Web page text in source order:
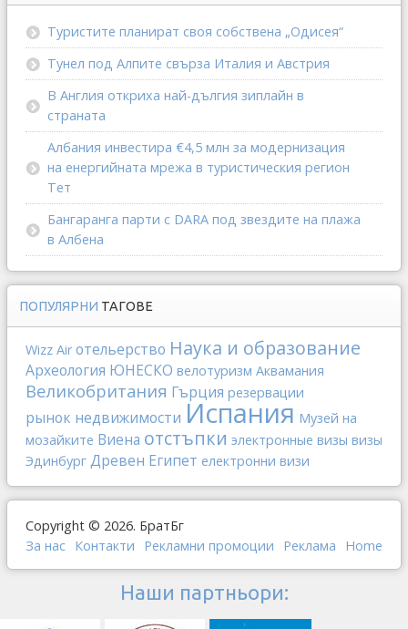
Туристите планират своя собствена „Одисея“
Тунел под Алпите свърза Италия и Австрия
В Англия откриха най-дългия зиплайн в
страната
Албания инвестира €4,5 млн за модернизация
на енергийната мрежа в туристическия регион
Тет
Бангаранга парти с DARA под звездите на плажа
в Албена
ПОПУЛЯРНИ ТАГОВЕ
Wizz Air отельерство Наука и образование
Археология ЮНЕСКО велотуризм Аквамания
Великобритания Гърция резервации
рынок недвижимости Испания Музей на
мозайките Виена отстъпки электронные визы визы
Эдинбург Древен Египет електронни визи
Copyright © 2026. БратБг
За нас Контакти Рекламни промоции Реклама Home
Наши партньори: